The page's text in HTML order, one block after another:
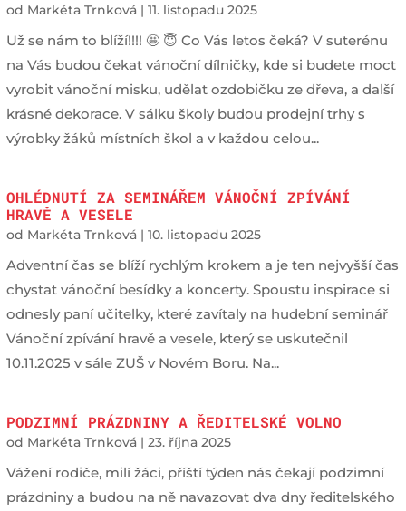
od Markéta Trnková| 11. listopadu 2025
Už se nám to blíží!!!! 🤩 😇 Co Vás letos čeká? V suterénu
na Vás budou čekat vánoční dílničky, kde si budete moct
vyrobit vánoční misku, udělat ozdobičku ze dřeva, a další
krásné dekorace. V sálku školy budou prodejní trhy s
výrobky žáků místních škol a v každou celou...
OHLÉDNUTÍ ZA SEMINÁŘEM VÁNOČNÍ ZPÍVÁNÍ
HRAVĚ A VESELE
od Markéta Trnková| 10. listopadu 2025
Adventní čas se blíží rychlým krokem a je ten nejvyšší čas
chystat vánoční besídky a koncerty. Spoustu inspirace si
odnesly paní učitelky, které zavítaly na hudební seminář
Vánoční zpívání hravě a vesele, který se uskutečnil
10.11.2025 v sále ZUŠ v Novém Boru. Na...
PODZIMNÍ PRÁZDNINY A ŘEDITELSKÉ VOLNO
od Markéta Trnková| 23. října 2025
Vážení rodiče, milí žáci, příští týden nás čekají podzimní
prázdniny a budou na ně navazovat dva dny ředitelského